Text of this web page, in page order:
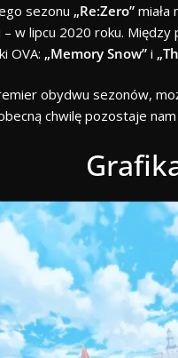
sezonu „Re:Zero”
w lipcu 2020 roku.
OVA: „Memory Snow” i
obydwu sezonów,
chwilę pozostaje